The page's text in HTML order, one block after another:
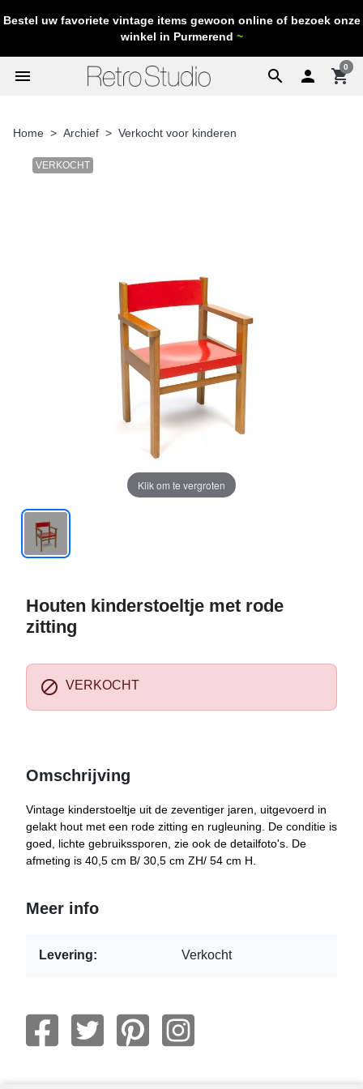
Bestel uw favoriete vintage items gewoon online of bezoek onze
winkel in Purmerend ~
search
menu  shopping_cart
0
Home Archief Verkocht voor kinderen
VERKOCHT
Klik om te vergroten
Houten kinderstoeltje met rode
zitting
 VERKOCHT
Omschrijving
Vintage kinderstoeltje uit de zeventiger jaren, uitgevoerd in
gelakt hout met een rode zitting en rugleuning. De conditie is
goed, lichte gebruikssporen, zie ook de detailfoto's. De
afmeting is 40,5 cm B/ 30,5 cm ZH/ 54 cm H.
Meer info
Levering: Verkocht